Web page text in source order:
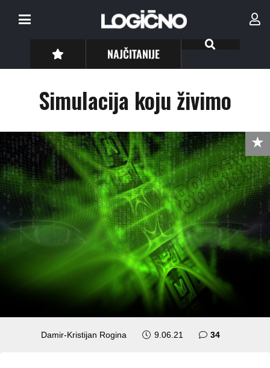
NAJČITANIJE
Simulacija koju živimo
Damir-Kristijan Rogina 9.06.21 34komentara